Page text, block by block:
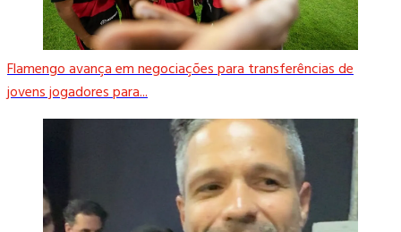
Flamengo avança em negociações para transferências de
jovens jogadores para...